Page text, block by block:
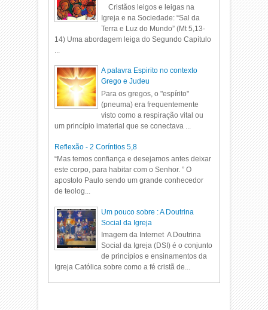
Cristãos leigos e leigas na
Igreja e na Sociedade: “Sal da
Terra e Luz do Mundo” (Mt 5,13-
14) Uma abordagem leiga do Segundo Capítulo
A palavra Espirito no contexto
Grego e Judeu
Para os gregos, o "espírito"
(pneuma) era frequentemente
visto como a respiração vital ou
um princípio imaterial que se conectava ...
Reflexão - 2 Coríntios 5,8
“Mas temos confiança e desejamos antes deixar
este corpo, para habitar com o Senhor. ” O
apostolo Paulo sendo um grande conhecedor
de teolog...
Um pouco sobre : A Doutrina
Social da Igreja
Imagem da Internet A Doutrina
Social da Igreja (DSI) é o conjunto
de princípios e ensinamentos da
Igreja Católica sobre como a fé cristã de...